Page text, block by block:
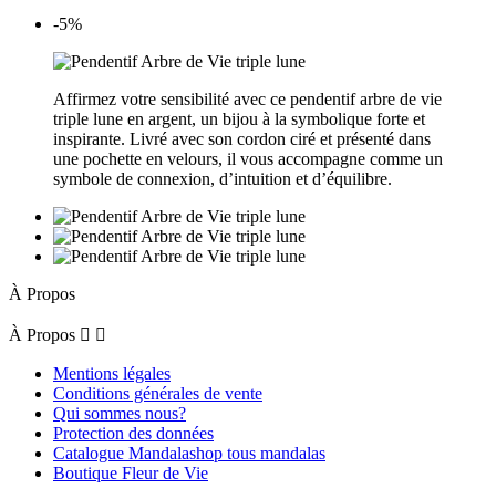
-5%
Affirmez votre sensibilité avec ce pendentif arbre de vie
triple lune en argent, un bijou à la symbolique forte et
inspirante. Livré avec son cordon ciré et présenté dans
une pochette en velours, il vous accompagne comme un
symbole de connexion, d’intuition et d’équilibre.
À Propos
À Propos  
Mentions légales
Conditions générales de vente
Qui sommes nous?
Protection des données
Catalogue Mandalashop tous mandalas
Boutique Fleur de Vie